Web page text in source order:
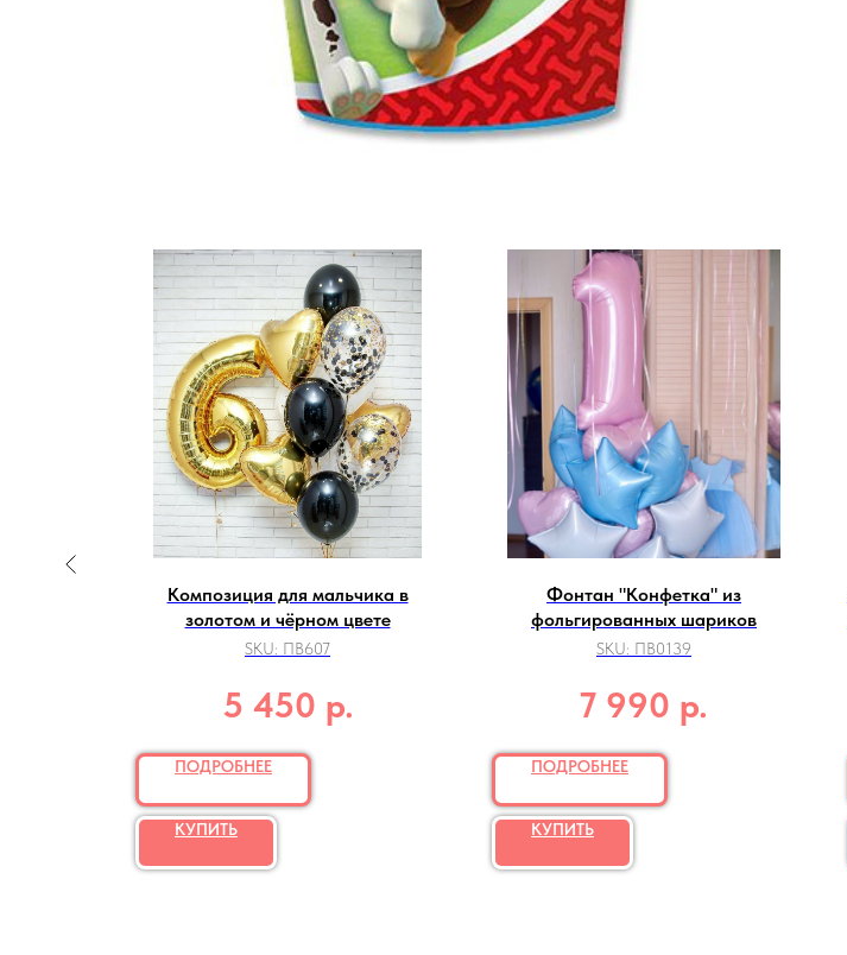
Композиция для мальчика в
золотом и чёрном цвете
SKU: ПВ607
5 450 р.
ПОДРОБНЕЕ
КУПИТЬ
Фонтан "Конфетка" из
фольгированных шариков
SKU: ПВ0139
7 990 р.
ПОДРОБНЕЕ
КУПИТЬ